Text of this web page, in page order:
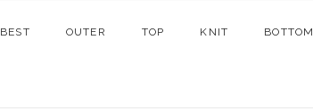
BEST OUTER TOP KNIT BOTTOM